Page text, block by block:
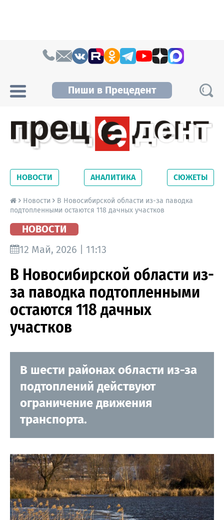
Пиши в Прецедент
Новосибирской области. Читайте свежие
новости на сайте сетевого издания
Precedent.
НОВОСТИ АНАЛИТИКА СЮЖЕТЫ
Новости
В Новосибирской области из-за паводка
подтопленными остаются 118 дачных участков
НОВОСТИ
12 Май, 2026 | 11:13
В Новосибирской области из-
за паводка подтопленными
остаются 118 дачных
участков
В шести районах области из-за
подтоплений действуют
ограничение движения
транспорта.